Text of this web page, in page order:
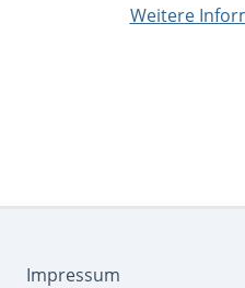
Impressum
Weitere